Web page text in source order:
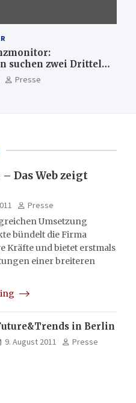
suchen zwei Drittel
Presse
Das Web zeigt
Presse
Umsetzung
bündelt die Firma
Kräfte und bietet erstmals
einer breiteren
in Berlin
9. August 2011 Presse